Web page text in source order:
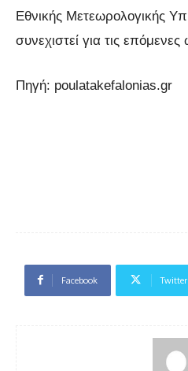
Εθνικής Μετεωρολογικής
συνεχιστεί για τις επόμενες
Πηγή: poulatakefalonias.gr
Facebook Twitter